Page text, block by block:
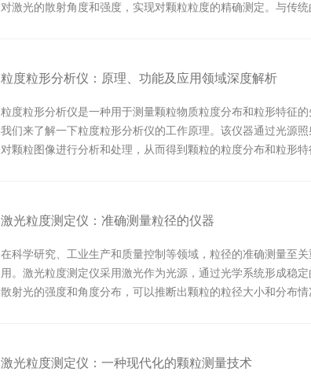
对激光的散射角度和强度，实现对颗粒粒度的精确测定。与传
粒度粒形分析仪：原理、功能及应用领域深度解析
粒度粒形分析仪是一种用于测量颗粒物质粒度分布和粒形特征
我们来了解一下粒度粒形分析仪的工作原理。该仪器通过光源
对颗粒图像进行分析和处理，从而得到颗粒的粒度分布和粒形
激光粒度测定仪：准确测量粒径的仪器
在科学研究、工业生产和质量控制等领域，粒径的准确测量至
用。激光粒度测定仪采用激光作为光源，通过光学系统形成稳
散射光的强度和角度分布，可以推断出颗粒的粒径大小和分布
激光粒度测定仪：一种现代化的颗粒测量技术